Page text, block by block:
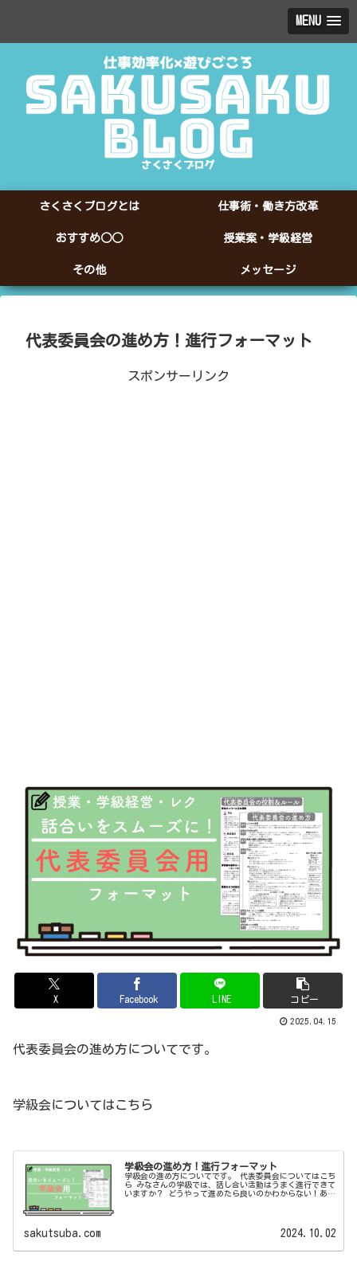
MENU
さくさくブログとは 仕事術・働き方改革
おすすめ○○ 授業案・学級経営
その他 メッセージ
代表委員会の進め方！進行フォーマット
スポンサーリンク
X Facebook LINE コピー
2025.04.15
代表委員会の進め方についてです。
学級会についてはこちら
学級会の進め方！進行フォーマット
学級会の進め方についてです。 代表委員会についてはこち
ら みなさんの学級では、話し合い活動はうまく進行できて
いますか？ どうやって進めたら良いのかわからない！あま
sakutsuba.com 2024.10.02